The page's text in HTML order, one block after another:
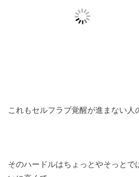
これもセルフラブ覚醒が進まない人
そのハードルはちょっとやそっとで